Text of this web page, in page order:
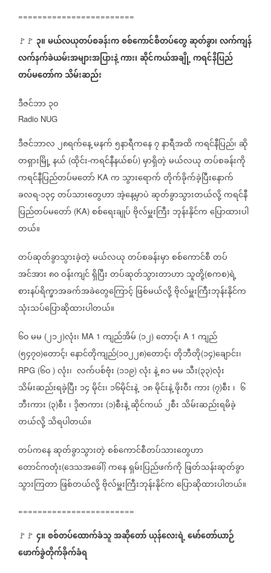
========================
🚩🚩 ၃။မယ်လယုတပ်စခန်းကစစ်ကောင်စီတပ်တွေဆုတ်ခွာ၊လက်ကျန်
လက်နက်ခဲယမ်းအများအပြားနဲ့ကား၊ဆိုင်ကယ်အချို့ကရင်နီပြည်
တပ်မတော်ကသိမ်းဆည်း
ဒီဇင်ဘာ၃၀
Radio NUG
ဒီဇင်ဘာလ၂၈ရက်နေ့မနက်၅နာရီကနေ၇နာရီအထိကရင်နီပြည်၊ဆို
တရှားမြို့နယ် (ထိုင်း-ကရင်နီနယ်စပ်) မှာရှိတဲ့မယ်လယုတပ်စခန်းကို
ကရင်နီပြည်တပ်မတော် KA က သွားရောက်တိုက်ခိုက်ခဲ့ပြီးနောက်
ခလရ-၁၃၄တပ်သားတွေဟာအဲ့နေ့မှာပဲဆုတ်ခွာသွားတယ်လို့ကရင်နီ
ပြည်တပ်မတော် (KA) စစ်ရေးချုပ်ဗိုလ်မှူးကြီး ဘုန်းနိုင်ကပြောထားပါ
တယ်။
တပ်ဆုတ်ခွာသွားခဲ့တဲ့မယ်လယုတပ်စခန်းမှာစစ်ကောင်စီတပ်
အင်အား၈၀ဝန်းကျင်ရှိပြီးတပ်ဆုတ်သွားတာဟာသူတို့(စကစ)ရဲ့
စားနပ်ရိက္ခာအခက်အခဲတွေကြောင့်ဖြစ်မယ်လို့ဗိုလ်မှူးကြီးဘုန်းနိုင်က
သုံးသပ်ပြောဆိုထားပါတယ်။
၆၀မမ (၂၁၂)လုံး၊ MA 1 ကျည်အိမ် (၁၂) တောင့်၊ A 1 ကျည်
(၅၄၇၀)တောင့်၊နောင်တိုကျည်(၁၀၂၂၈)တောင့်၊တိုဘီတို(၁၄)ချောင်း၊
RPG (၆၀ ) လုံး၊ လက်ပစ်ဗုံး (၁၁၉) လုံးနဲ့၈၁မမ သီး(၃၃)လုံး
သိမ်းဆည်းရခဲ့ပြီး ၁၄မိုင်း၊ ၁၆မိုင်းနဲ့ ၁၈မိုင်းနဲ့ဖိုးဝီးကား (၇)စီး ၊ ၆
ဘီးကား (၃)စီး ၊ဒိုဇာကား (၁)စီးနဲ့ဆိုင်ကယ်၂စီး သိမ်းဆည်းရမိခဲ့
တယ်လို့သိရပါတယ်။
တပ်ကနေဆုတ်ခွာသွားတဲ့စစ်ကောင်စီတပ်သားတွေဟာ
တောင်ကတုံး(ဒေသအခေါ်)ကနေရှမ်းပြည်ဖက်ကို ဖြတ်သန်းဆုတ်ခွာ
သွားကြတာဖြစ်တယ်လို့ဗိုလ်မှူးကြီးဘုန်းနိုင်ကပြောဆိုထားပါတယ်။
========================
🚩🚩 ၄။စစ်တပ်ထောက်ခံသူအဆိုတော်ယုန်လေးရဲ့မော်တော်ယာဉ်
ဖောက်ခွဲတိုက်ခိုက်ခံရ